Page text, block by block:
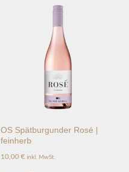
OS Spätburgunder Rosé |
feinherb
10,00€ inkl. MwSt.